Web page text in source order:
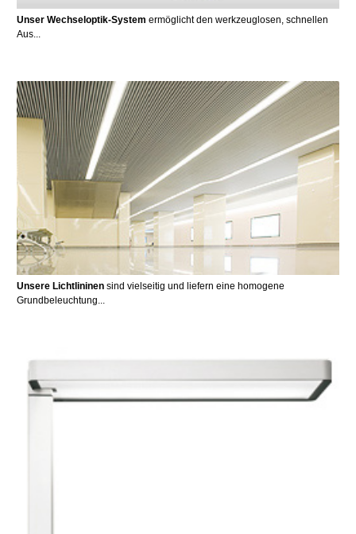
Unser Wechseloptik-System ermöglicht den werkzeuglosen, schnellen
Aus...
Unsere Lichtlininen sind vielseitig und liefern eine homogene
Grundbeleuchtung...